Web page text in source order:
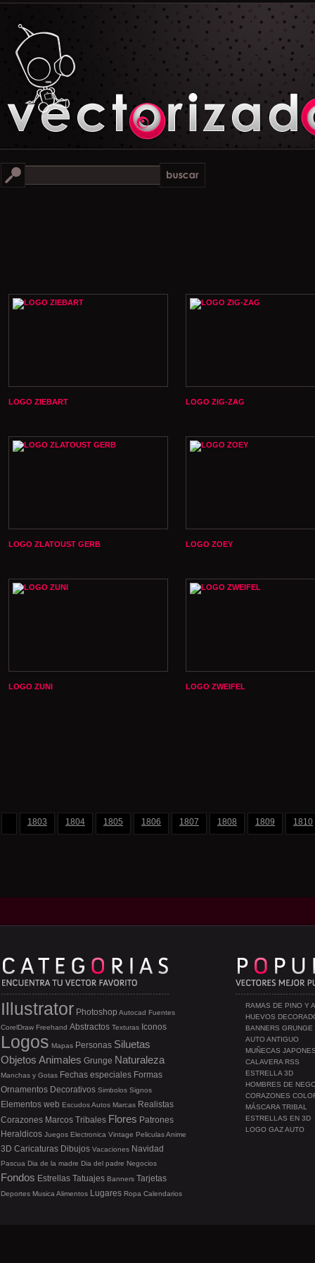
LOGO ZIEBART LOGO ZIG-ZAG
LOGO ZLATOUST GERB LOGO ZOEY
LOGO ZUNI LOGO ZWEIFEL
1803 1804 1805 1806 1807 1808 1809 1810
RAMAS DE PINO Y
HUEVOS
BANNERS GRUNGE
AUTO ANTIGUO
MUÑECAS
CALAVERA RSS
ESTRELLA 3D
HOMBRES DE
CORAZONES
MÁSCARA TRIBAL
ESTRELLAS EN 3D
LOGO GAZ AUTO
Illustrator Photoshop Autocad Fuentes
CorelDraw Freehand Abstractos Texturas Iconos
Logos Mapas Personas Siluetas
Objetos Animales Grunge Naturaleza
Manchas y Gotas Fechas especiales Formas
Ornamentos Decorativos Simbolos Signos
Elementos web EscudosAutos Marcas Realistas
Corazones Marcos Tribales Flores Patrones
Heraldicos Juegos Electronica Vintage PeliculasAnime
3D Caricaturas Dibujos Vacaciones Navidad
Pascua Dia de la madre Dia del padre Negocios
Fondos Estrellas Tatuajes Banners Tarjetas
Deportes Musica Alimentos Lugares Ropa Calendarios